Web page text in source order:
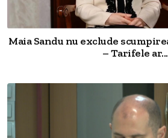
Maia Sandu nu exclude
– Tarifele ar...